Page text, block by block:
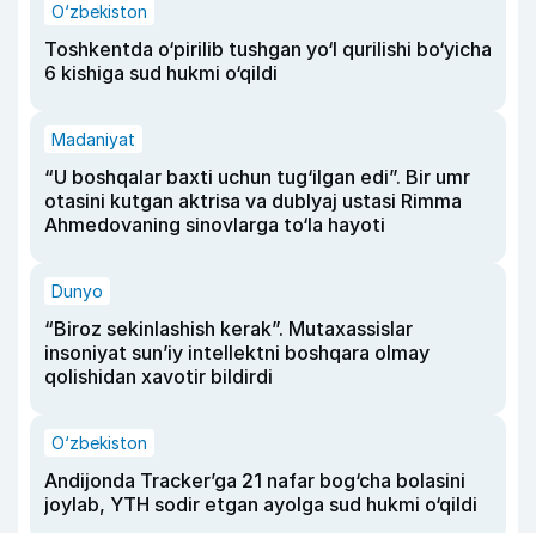
O‘zbekiston
Toshkentda o‘pirilib tushgan yo‘l qurilishi bo‘yicha
6 kishiga sud hukmi o‘qildi
Madaniyat
“U boshqalar baxti uchun tug‘ilgan edi”. Bir umr
otasini kutgan aktrisa va dublyaj ustasi Rimma
Ahmedovaning sinovlarga to‘la hayoti
Dunyo
“Biroz sekinlashish kerak”. Mutaxassislar
insoniyat sun’iy intellektni boshqara olmay
qolishidan xavotir bildirdi
O‘zbekiston
Andijonda Tracker’ga 21 nafar bog‘cha bolasini
joylab, YTH sodir etgan ayolga sud hukmi o‘qildi